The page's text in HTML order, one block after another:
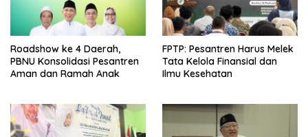
Roadshow ke 4 Daerah,
PBNU Konsolidasi Pesantren
Aman dan Ramah Anak
FPTP: Pesantren Harus Melek
Tata Kelola Finansial dan
Ilmu Kesehatan